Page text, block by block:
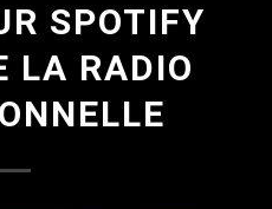
SPOTIFY
LA RADIO